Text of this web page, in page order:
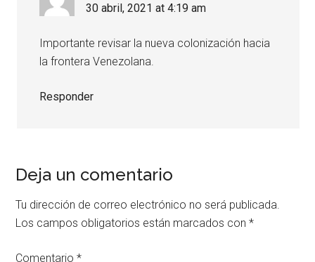
30 abril, 2021 at 4:19 am
Importante revisar la nueva colonización hacia
la frontera Venezolana.
Responder
Deja un comentario
Tu dirección de correo electrónico no será publicada.
Los campos obligatorios están marcados con*
Comentario*